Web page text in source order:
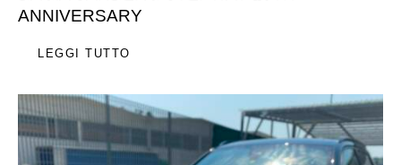
ANNIVERSARY
LEGGI TUTTO